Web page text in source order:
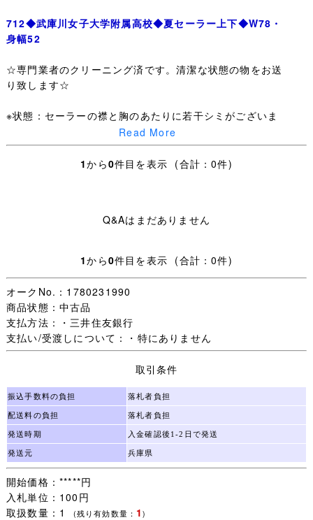
712◆武庫川女子大学附属高校◆夏セーラー上下◆W78・
身幅52
☆専門業者のクリーニング済です。清潔な状態の物をお送
り致します☆
※状態：セーラーの襟と胸のあたりに若干シミがございま
す（画像でご確認ください）
サイズ等は下記をご参照下さい。
着丈：43ｃｍ
素材：ポリエステル65％ 綿35％
（スカート）夏
表記サイズ：
ヒダ数：24
アジャスター：なし
素材：毛50％ ポリエステル50％
※素人採寸になりますので多少の誤差はご容赦下さいま
せ。
☆入札をお待ちしております♪
Read More
1から0件目を表示 (合計：0件)
Q&Aはまだありません
1から0件目を表示 (合計：0件)
オークNo.：1780231990
商品状態：中古品
支払方法：・三井住友銀行
支払い/受渡しについて：・特にありません
取引条件
振込手数料の負担 落札者負担
配送料の負担 落札者負担
発送時期 入金確認後1-2日で発送
発送元 兵庫県
開始価格：*****円
入札単位：100円
取扱数量：1
(残り有効数量： 1)